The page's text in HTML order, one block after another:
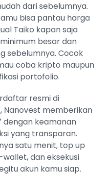
dari sebelumnya.
bisa pantau harga
Taiko kapan saja
besar dan
sebelumnya. Cocok
coba kripto maupun
portofolio.
resmi di
Nanovest memberikan
dengan keamanan
yang transparan.
satu menit, top up
dan eksekusi
akun kamu siap.